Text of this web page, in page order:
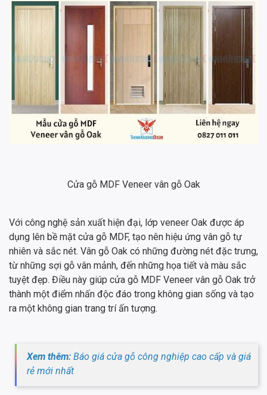
Cửa gỗ MDF Veneer vân gỗ Oak
Với công nghệ sản xuất hiện đại, lớp veneer Oak được áp
dụng lên bề mặt cửa gỗ MDF, tạo nên hiệu ứng vân gỗ tự
nhiên và sắc nét. Vân gỗ Oak có những đường nét đặc trưng,
từ những sợi gỗ vân mảnh, đến những họa tiết và màu sắc
tuyệt đẹp. Điều này giúp cửa gỗ MDF Veneer vân gỗ Oak trở
thành một điểm nhấn độc đáo trong không gian sống và tạo
ra một không gian trang trí ấn tượng.
Xem thêm: Báo giá cửa gỗ công nghiệp cao cấp và giá
rẻ mới nhất